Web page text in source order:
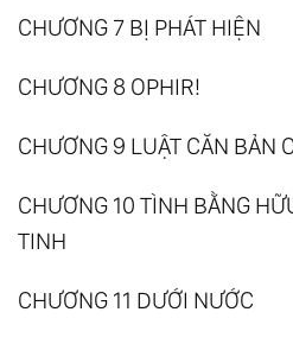
CHƯƠNG 7 BỊ PHÁT HIỆN
CHƯƠNG 8 OPHIR!
CHƯƠNG 9 LUẬT CĂN BẢN
CHƯƠNG 10 TÌNH BẰNG
TINH
CHƯƠNG 11 DƯỚI NƯỚC